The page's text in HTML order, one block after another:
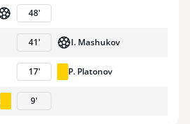
48'
41' I. Mashukov
17' P. Platonov
9'